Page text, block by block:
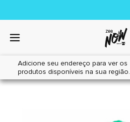
Adicione seu endereço para ver os
produtos disponíveis na sua região.
Home|Cães|Brinquedos